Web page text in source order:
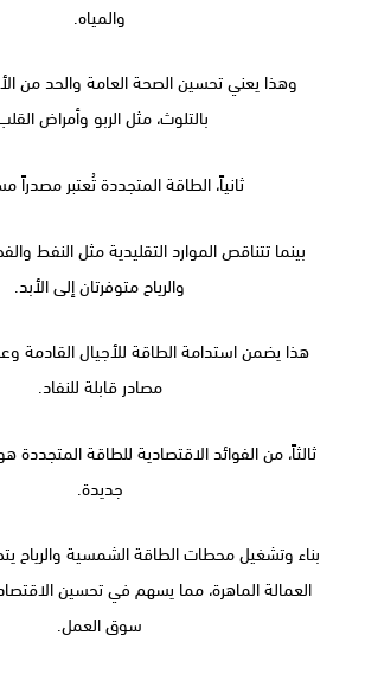
والمياه.
وهذا يعني تحسين الصحة العامة والحد من
بالتلوث، مثل الربو وأمراض
ثانياً، الطاقة المتجددة تُعتبر مصدراً
بينما تتناقص الموارد التقليدية مثل النفط
والرياح متوفرتان إلى الأبد.
هذا يضمن استدامة الطاقة للأجيال القادمة
مصادر قابلة للنفاد.
ثالثاً، من الفوائد الاقتصادية للطاقة
جديدة.
بناء وتشغيل محطات الطاقة الشمسية والرياح
العمالة الماهرة، مما يسهم في تحسين
سوق العمل.